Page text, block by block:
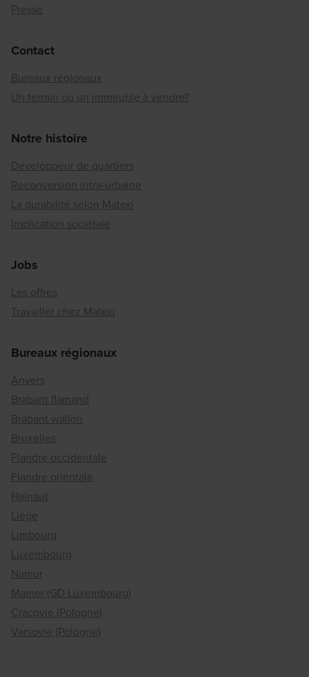
Presse
Contact
Bureaux régionaux
Un terrain ou un immeuble à vendre?
Notre histoire
Développeur de quartiers
Reconversion intra-urbaine
La durabilité selon Matexi
Implication sociétale
Jobs
Les offres
Travailler chez Matexi
Bureaux régionaux
Anvers
Brabant flamand
Brabant wallon
Bruxelles
Flandre occidentale
Flandre orientale
Hainaut
Liège
Limbourg
Luxembourg
Namur
Mamer (GD Luxembourg)
Cracovie (Pologne)
Varsovie (Pologne)